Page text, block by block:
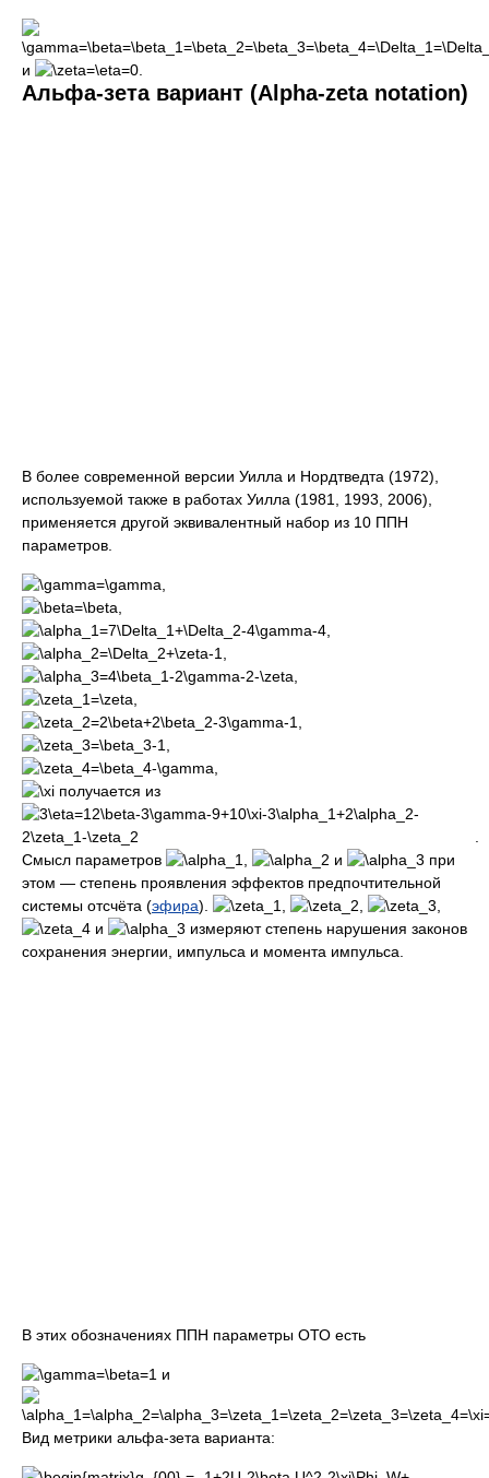
и
Альфа-зета вариант (Alpha-zeta notation)
В более современной версии Уилла и Нордтведта (1972),
используемой также в работах Уилла (1981, 1993, 2006),
применяется другой эквивалентный набор из 10 ППН
параметров.
получается из
Смысл параметров
и
при
этом — степень проявления эффектов предпочтительной
системы отсчёта (эфира).
и
измеряют степень нарушения законов
сохранения энергии, импульса и момента импульса.
В этих обозначениях ППН параметры ОТО есть
и
Вид метрики альфа-зета варианта: